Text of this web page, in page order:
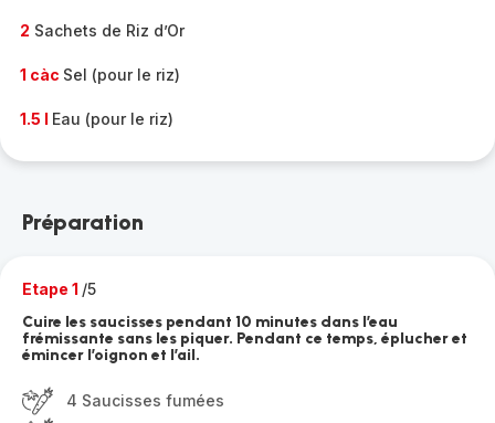
2 Sachets de Riz d’Or
1 càc Sel (pour le riz)
1.5 l Eau (pour le riz)
Préparation
Etape 1 /5
Cuire les saucisses pendant 10 minutes dans l’eau
frémissante sans les piquer. Pendant ce temps, éplucher et
émincer l’oignon et l’ail.
4 Saucisses fumées